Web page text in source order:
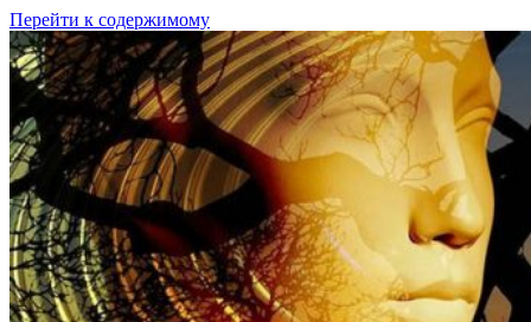
Перейти к содержимому